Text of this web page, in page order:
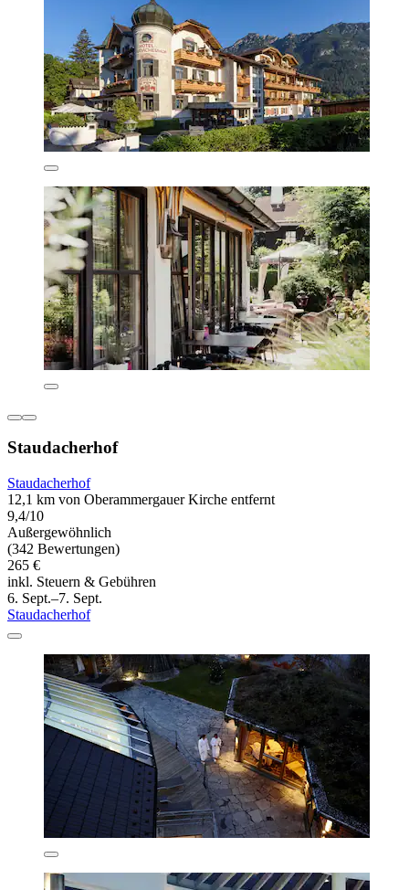
Staudacherhof
Staudacherhof
12,1 km von Oberammergauer Kirche entfernt
9,4/10
Außergewöhnlich
(342 Bewertungen)
265 €
inkl. Steuern & Gebühren
6. Sept.–7. Sept.
Staudacherhof